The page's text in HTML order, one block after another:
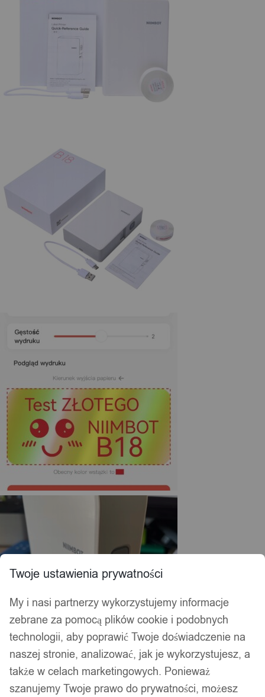
Twoje ustawienia prywatności
My i nasi partnerzy wykorzystujemy informacje
zebrane za pomocą plików cookie i podobnych
technologii, aby poprawić Twoje doświadczenie na
naszej stronie, analizować, jak je wykorzystujesz, a
także w celach marketingowych. Ponieważ
szanujemy Twoje prawo do prywatności, możesz